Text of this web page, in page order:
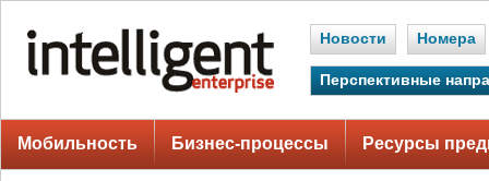
Новости Номера
Перспективные
Мобильность Бизнес-процессы Ресурсы